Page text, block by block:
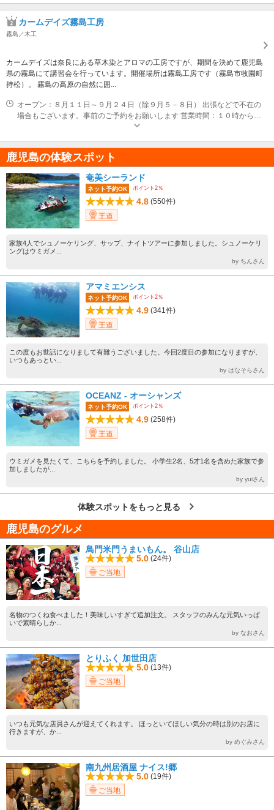
カームデイズ霧島工房
霧島／木工
カームデイズは奈良にある草木染とアロマの工房ですが、期間を決めて鹿児島
県の霧島にて講習会を行っています。開催場所は霧島工房です（霧島市牧園町
持松）。 霧島の高原の自然に囲...
オープン：８月１１日～９月２４日（除９月５－８日） 出張などで不在の
場合もございます。事前のご予約をお願いします 営業時間：１０時から１
鹿児島の体験スポット
奄美シーランド
ネット予約OK ポイント2％
4.8 (550件)
王道
家族4人でシュノーケリング、サップ、ナイトツアーに参加しました。シュノーケリ
ングはウミガメ...
by ちんさん
アマミエンシス
ネット予約OK ポイント2％
4.9 (341件)
王道
この度もお世話になりまして有難うございました。今回2度目の参加になりますが、
いつもあっとい...
by はなそらさん
OCEANZ - オーシャンズ
ネット予約OK ポイント2％
4.9 (258件)
王道
ウミガメを見たくて、こちらを予約しました。 小学生2名、5才1名を含めた家族で参
加しましたが...
by yuiさん
体験スポットをもっと見る
鹿児島のグルメ
鳥門米門うまいもん。 谷山店
5.0 (24件)
ご当地
名物のつくね食べました！美味しいすぎて追加注文。 スタッフのみんな元気いっぱ
いで素晴らしか...
by なおさん
とりふく 加世田店
5.0 (13件)
ご当地
いつも元気な店員さんが迎えてくれます。 ほっといてほしい気分の時は別のお店に
行きますが、か...
by めぐみさん
南九州居酒屋 ナイス!郷
5.0 (19件)
ご当地